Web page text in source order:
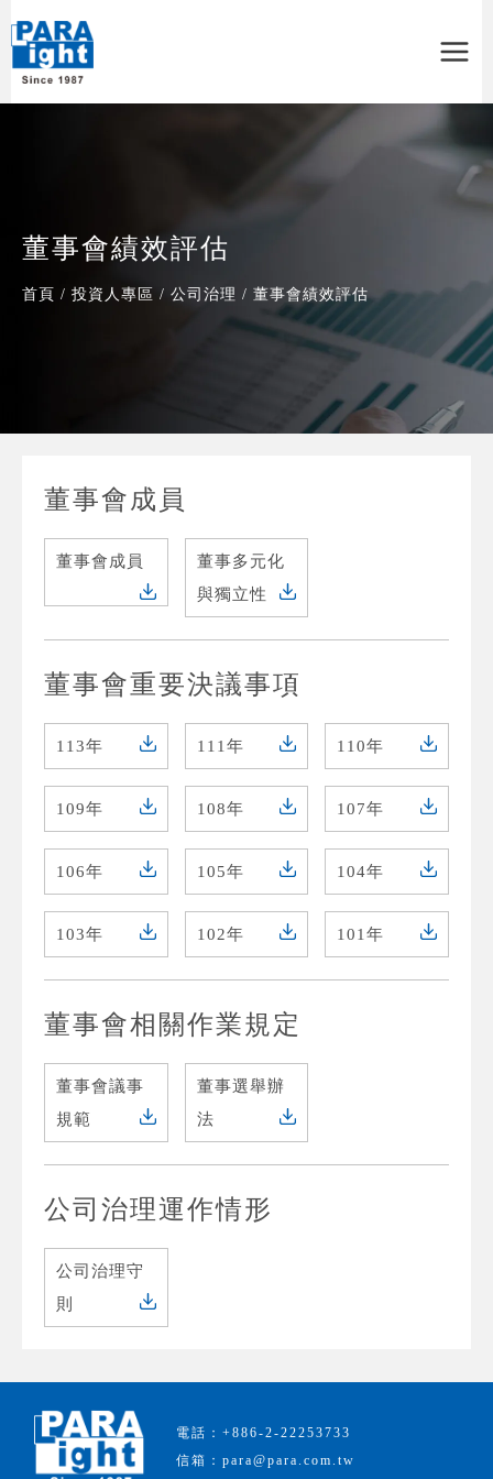
Menu
董事會績效評估
首頁 / 投資人專區 / 公司治理 / 董事會績效評估
董事會成員
董事會成員
董事多元化
與獨立性
董事會重要決議事項
113年 111年 110年
109年 108年 107年
106年 105年 104年
103年 102年 101年
董事會相關作業規定
董事會議事
規範
董事選舉辦
法
公司治理運作情形
公司治理守
則
電話：+886-2-22253733
信箱：para@para.com.tw